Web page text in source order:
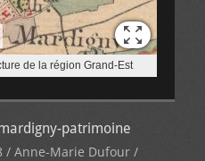
patrimoine
/ Anne-Marie Dufour /